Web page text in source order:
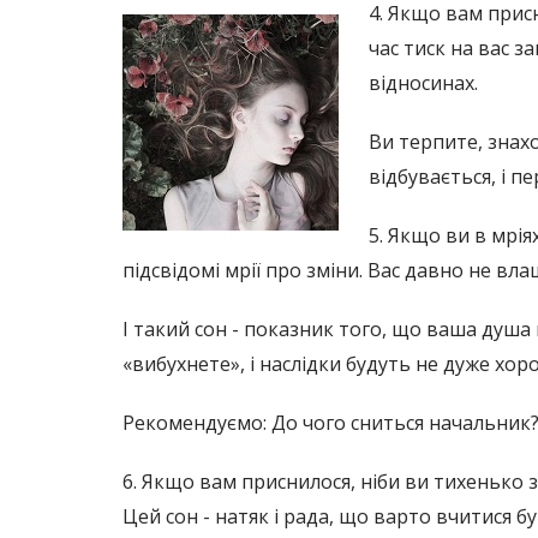
4. Якщо вам
час тиск на вас
відносинах.
Ви терпите,
відбувається, і
5. Якщо ви в
підсвідомі мрії про зміни. Вас давно не
І такий сон - показник того, що ваша
«вибухнете», і наслідки будуть не дуже
Рекомендуємо: До чого сниться начальник?
6. Якщо вам приснилося, ніби ви тихенько
Цей сон - натяк і рада, що варто вчитися